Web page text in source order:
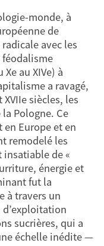
monde, à
de
avec les
au XIVe) à
a ravagé,
siècles, les
Pologne. Ce
en Europe et en
remodelé les
de «
énergie et
fut la
à travers un
sucrières, qui a
échelle inédite —